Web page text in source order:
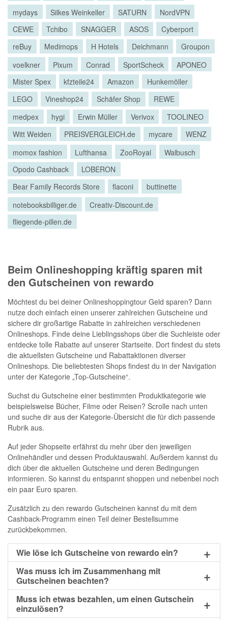
mydays
Silkes Weinkeller SATURN
NordVPN
CEWE
Tchibo SNAGGER ASOS
Cyberport
reBuy
Medimops H Hotels Deichmann
Groupon
voelkner
Pixum Conrad SportScheck
APONEO
Mister Spex
kfzteile24 Amazon
Hunkemöller
LEGO
Vineshop24 Schäfer Shop
REWE
medpex
hygi Erwin Müller Verivox
TOOLINEO
Witt Weiden
PREISVERGLEICH.de mycare
WENZ
momox fashion
Lufthansa ZooRoyal
Walbusch
Opodo Cashback
LOBERON
Bear Family Records Store
flaconi
buttinette
notebooksbilliger.de
Creativ-Discount.de
fliegende-pillen.de
Beim Onlineshopping kräftig sparen mit
den Gutscheinen von rewardo
Möchtest du bei deiner Onlineshoppingtour Geld sparen? Dann
nutze doch einfach einen unserer zahlreichen Gutscheine und
sichere dir großartige Rabatte in zahlreichen verschiedenen
Onlineshops. Finde deine Lieblingsshops über die Suchleiste oder
entdecke tolle Rabatte auf unserer Startseite. Dort findest du stets
die aktuellsten Gutscheine und Rabattaktionen diverser
Onlineshops. Die beliebtesten Shops findest du in der Navigation
unter der Kategorie „Top-Gutscheine“.
Suchst du Gutscheine einer bestimmten Produktkategorie wie
beispielsweise Bücher, Filme oder Reisen? Scrolle nach unten
und suche dir aus der Kategorie-Übersicht die für dich passende
Rubrik aus.
Auf jeder Shopseite erfährst du mehr über den jeweiligen
Onlinehändler und dessen Produktauswahl. Außerdem kannst du
dich über die aktuellen Gutscheine und deren Bedingungen
informieren. So kannst du entspannt shoppen und nebenbei noch
ein paar Euro sparen.
Zusätzlich zu den rewardo Gutscheinen kannst du mit dem
Cashback-Programm einen Teil deiner Bestellsumme
zurückbekommen.
Wie löse ich Gutscheine von rewardo ein?
Was muss ich im Zusammenhang mit
Gutscheinen beachten?
Muss ich etwas bezahlen, um einen Gutschein
einzulösen?